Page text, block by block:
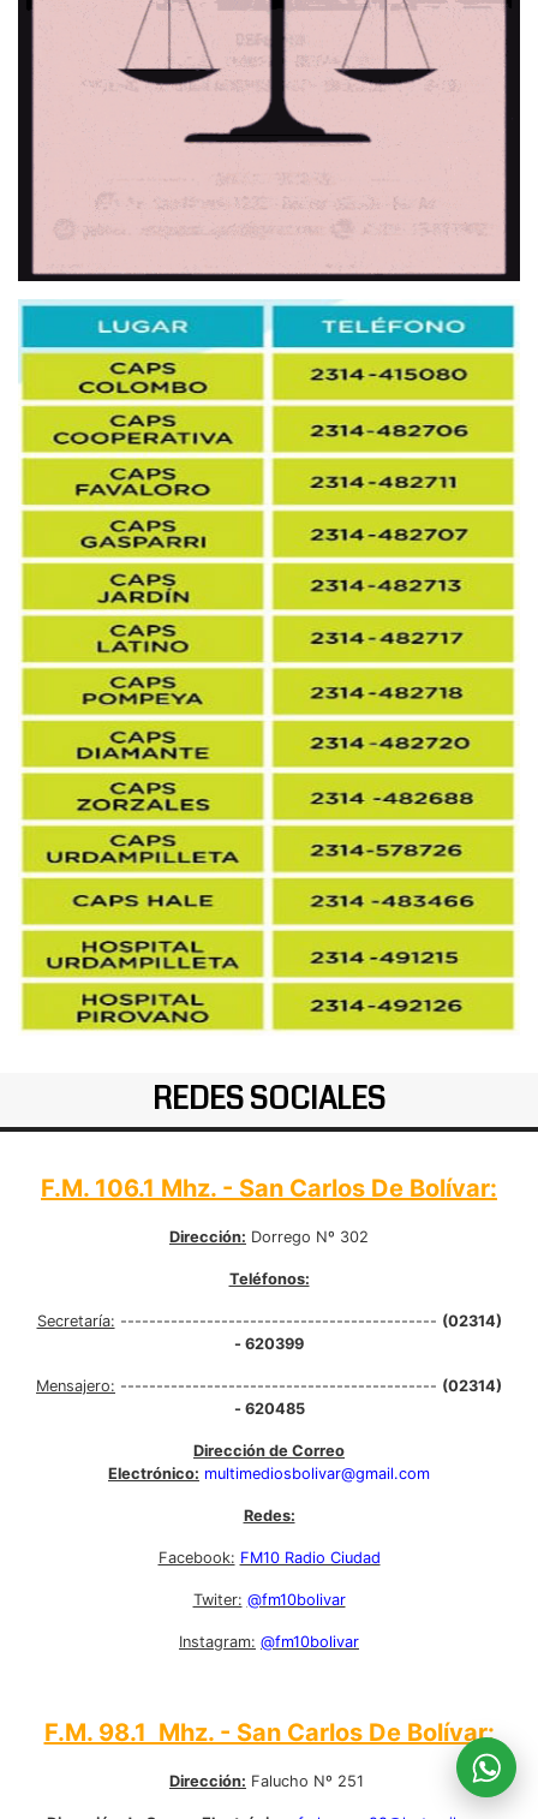
REDES SOCIALES
F.M. 106.1 Mhz. - San Carlos De Bolívar:
Dirección: Dorrego Nº 302
Teléfonos:
Secretaría: -------------------------------------------- (02314)
- 620399
Mensajero: -------------------------------------------- (02314)
- 620485
Dirección de Correo
Electrónico: multimediosbolivar@gmail.com
Redes:
Facebook: FM10 Radio Ciudad
Twiter: @fm10bolivar
Instagram: @fm10bolivar
F.M. 98.1 Mhz. - San Carlos De Bolívar:
Dirección: Falucho Nº 251